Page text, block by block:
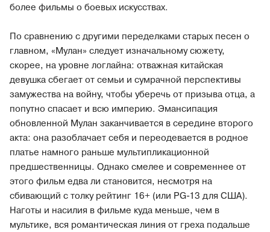
более фильмы о боевых искусствах.
По сравнению с другими переделками старых песен о
главном, «Мулан» следует изначальному сюжету,
скорее, на уровне логлайна: отважная китайская
девушка сбегает от семьи и сумрачной перспективы
замужества на войну, чтобы уберечь от призыва отца, а
попутно спасает и всю империю. Эмансипация
обновленной Мулан заканчивается в середине второго
акта: она разоблачает себя и переодевается в родное
платье намного раньше мультипликационной
предшественницы. Однако смелее и современнее от
этого фильм едва ли становится, несмотря на
сбивающий с толку рейтинг 16+ (или PG-13 для США).
Наготы и насилия в фильме куда меньше, чем в
мультике, вся романтическая линия от греха подальше